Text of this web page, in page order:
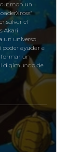
un
salvar el
Akari
un universo
ayudar a
formar un
digimundo de